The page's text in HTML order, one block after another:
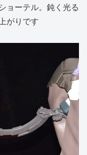
ョーテル。鈍く光る
がりです